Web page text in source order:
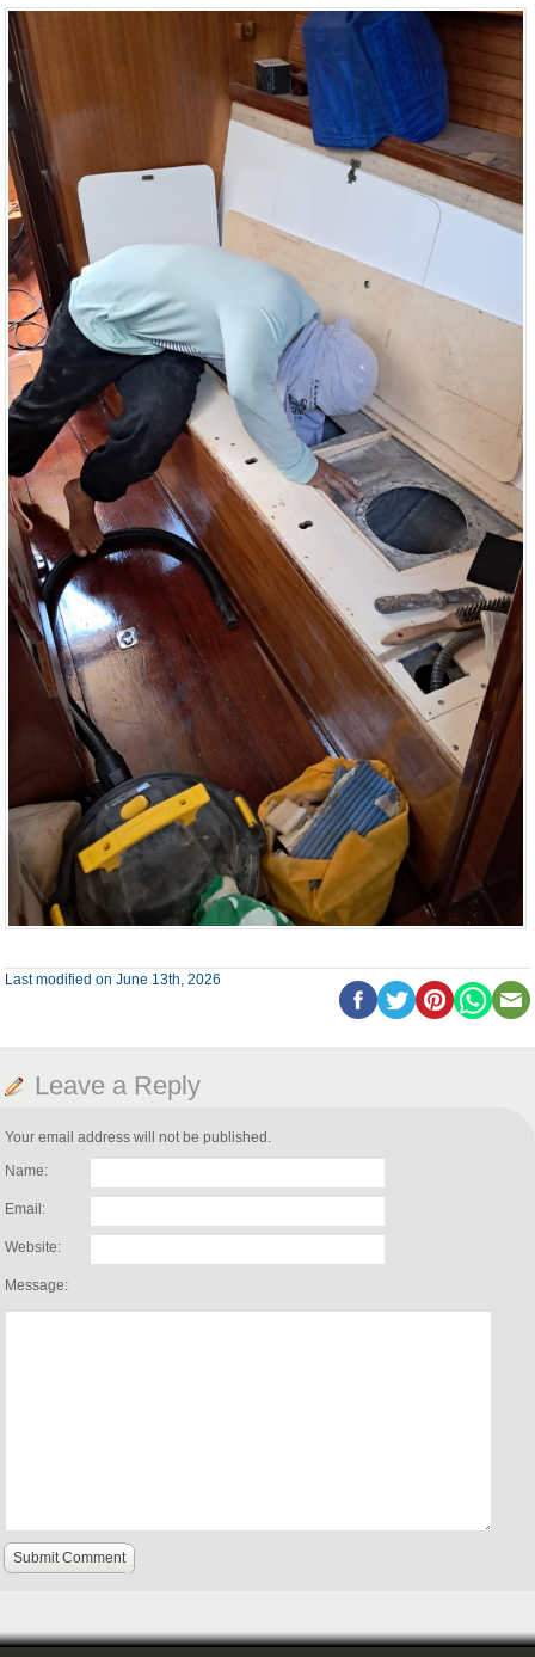
Last modified on June 13th, 2026
Leave a Reply
Your email address will not be published.
Name:
Email:
Website:
Message:
Submit Comment